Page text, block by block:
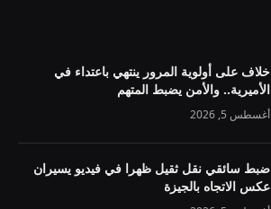
خلاف على أولوية المرور ينتهي باعتداء في
الأميرية.. والأمن يضبط المتهم
أغسطس 5, 2026
ضبط سائقي نقل ثقيل ظهرا في فيديو يسيران
عكس الاتجاه بالجيزة